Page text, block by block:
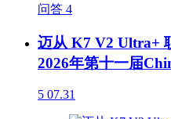
问答 4
迈从 K7 V2 Ultra+
2026年第十一届
5 07.31